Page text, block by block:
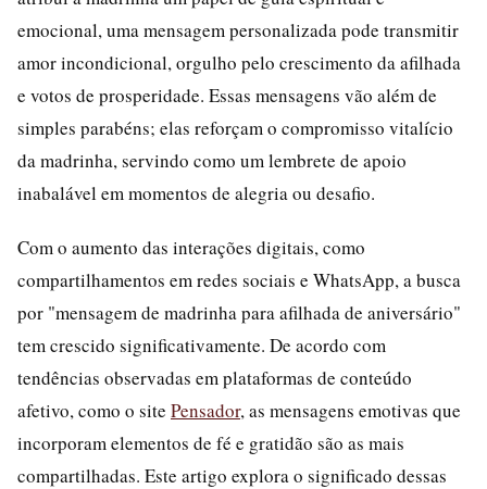
emocional, uma mensagem personalizada pode transmitir
amor incondicional, orgulho pelo crescimento da afilhada
e votos de prosperidade. Essas mensagens vão além de
simples parabéns; elas reforçam o compromisso vitalício
da madrinha, servindo como um lembrete de apoio
inabalável em momentos de alegria ou desafio.
Com o aumento das interações digitais, como
compartilhamentos em redes sociais e WhatsApp, a busca
por "mensagem de madrinha para afilhada de aniversário"
tem crescido significativamente. De acordo com
tendências observadas em plataformas de conteúdo
afetivo, como o site Pensador, as mensagens emotivas que
incorporam elementos de fé e gratidão são as mais
compartilhadas. Este artigo explora o significado dessas